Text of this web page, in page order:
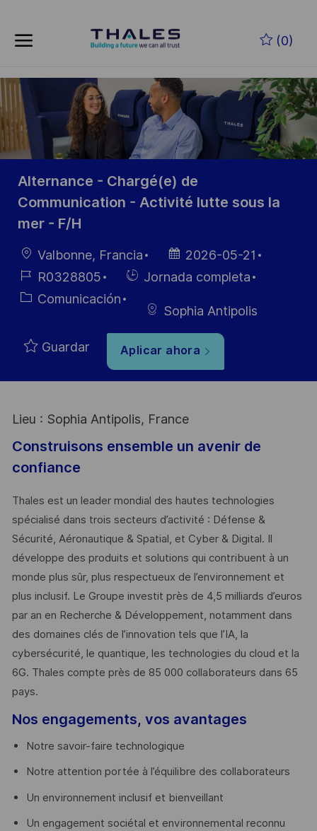
(0)
-
Alternance - Chargé(e) de
Communication - Activité lutte sous la
mer - F/H
Ubicación
Valbonne, Francia
Fecha de
publicación
2026-05-21
ID de
empleo
R0328805
Hiring
Type
Jornada completa
Categoría
Comunicación
Sophia Antipolis
Guardar Aplicar ahora
Lieu : Sophia Antipolis, France
Construisons ensemble un avenir de
confiance
Thales est un leader mondial des hautes technologies
spécialisé dans trois secteurs d’activité : Défense &
Sécurité, Aéronautique & Spatial, et Cyber & Digital. Il
développe des produits et solutions qui contribuent à un
monde plus sûr, plus respectueux de l’environnement et
plus inclusif. Le Groupe investit près de 4,5 milliards d’euros
par an en Recherche & Développement, notamment dans
des domaines clés de l’innovation tels que l’IA, la
cybersécurité, le quantique, les technologies du cloud et la
6G. Thales compte près de 85 000 collaborateurs dans 65
pays. ​
Nos engagements, vos avantages
Notre savoir-faire technologique
Notre attention portée à l’équilibre des collaborateurs
Un environnement inclusif et bienveillant
Un engagement sociétal et environnemental reconnu